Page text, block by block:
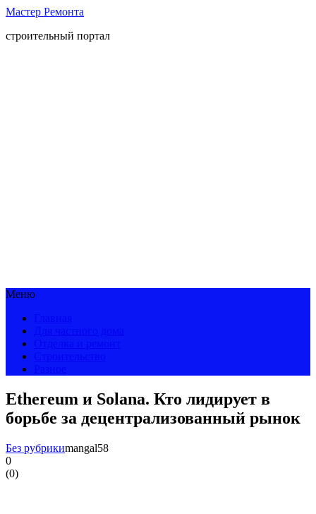
Мастер Ремонта
строительный портал
Меню
Ethereum и Solana. Кто лидирует в
борьбе за децентрализованный рынок
Без рубрикиmangal58
0
(0)